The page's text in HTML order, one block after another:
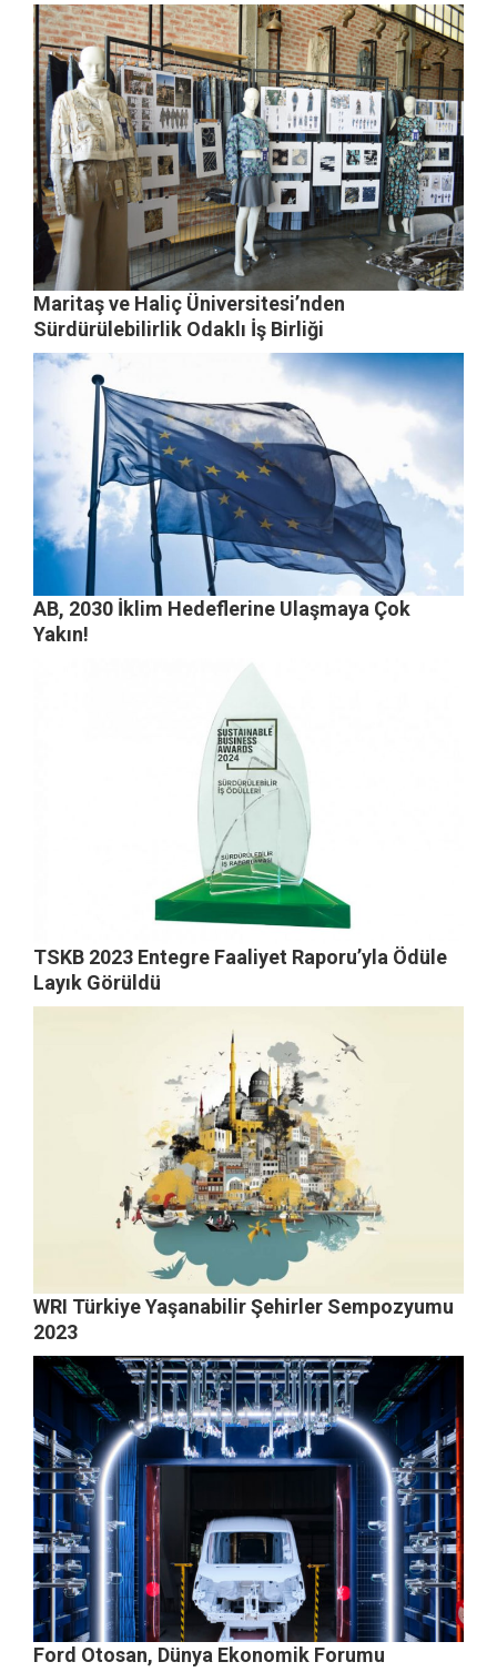
Maritaş ve Haliç Üniversitesi’nden
Sürdürülebilirlik Odaklı İş Birliği
AB, 2030 İklim Hedeflerine Ulaşmaya Çok
Yakın!
TSKB 2023 Entegre Faaliyet Raporu’yla Ödüle
Layık Görüldü
WRI Türkiye Yaşanabilir Şehirler Sempozyumu
2023
Ford Otosan, Dünya Ekonomik Forumu